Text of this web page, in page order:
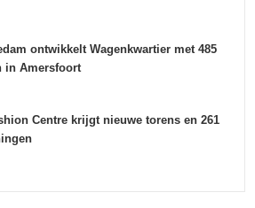
ontwikkelt Wagenkwartier met 485
in Amersfoort
Centre krijgt nieuwe torens en 261